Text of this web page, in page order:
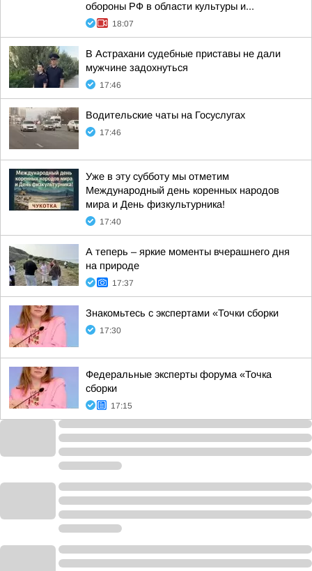
обороны РФ в области культуры и...
18:07
В Астрахани судебные приставы не дали
мужчине задохнуться
17:46
Водительские чаты на Госуслугах
17:46
Уже в эту субботу мы отметим
Международный день коренных народов
мира и День физкультурника!
17:40
А теперь – яркие моменты вчерашнего дня
на природе
17:37
Знакомьтесь с экспертами «Точки сборки
17:30
Федеральные эксперты форума «Точка
сборки
17:15